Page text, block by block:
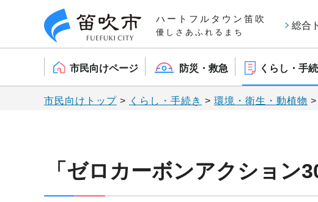
笛吹市 ハートフルタウン笛吹
優しさあふれるまち
総合
市民向けページ 防災・救急 くらし・手
市民向けトップ > くらし・手続き > 環境・衛生・動植物 >
「ゼロカーボンアクション